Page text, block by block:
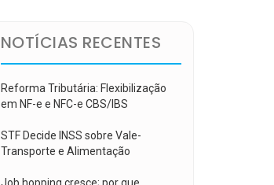
NOTÍCIAS RECENTES
Reforma Tributária: Flexibilização
em NF-e e NFC-e CBS/IBS
STF Decide INSS sobre Vale-
Transporte e Alimentação